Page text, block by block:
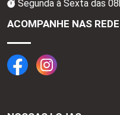
Segunda à Sexta das
ACOMPANHE NAS